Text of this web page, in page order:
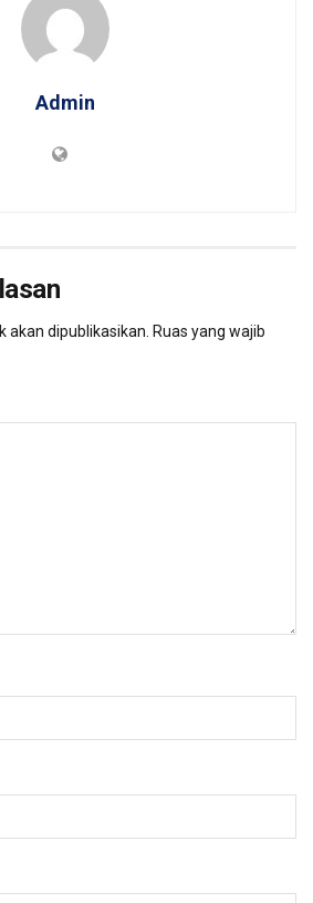
Admin
dipublikasikan. Ruas yang wajib